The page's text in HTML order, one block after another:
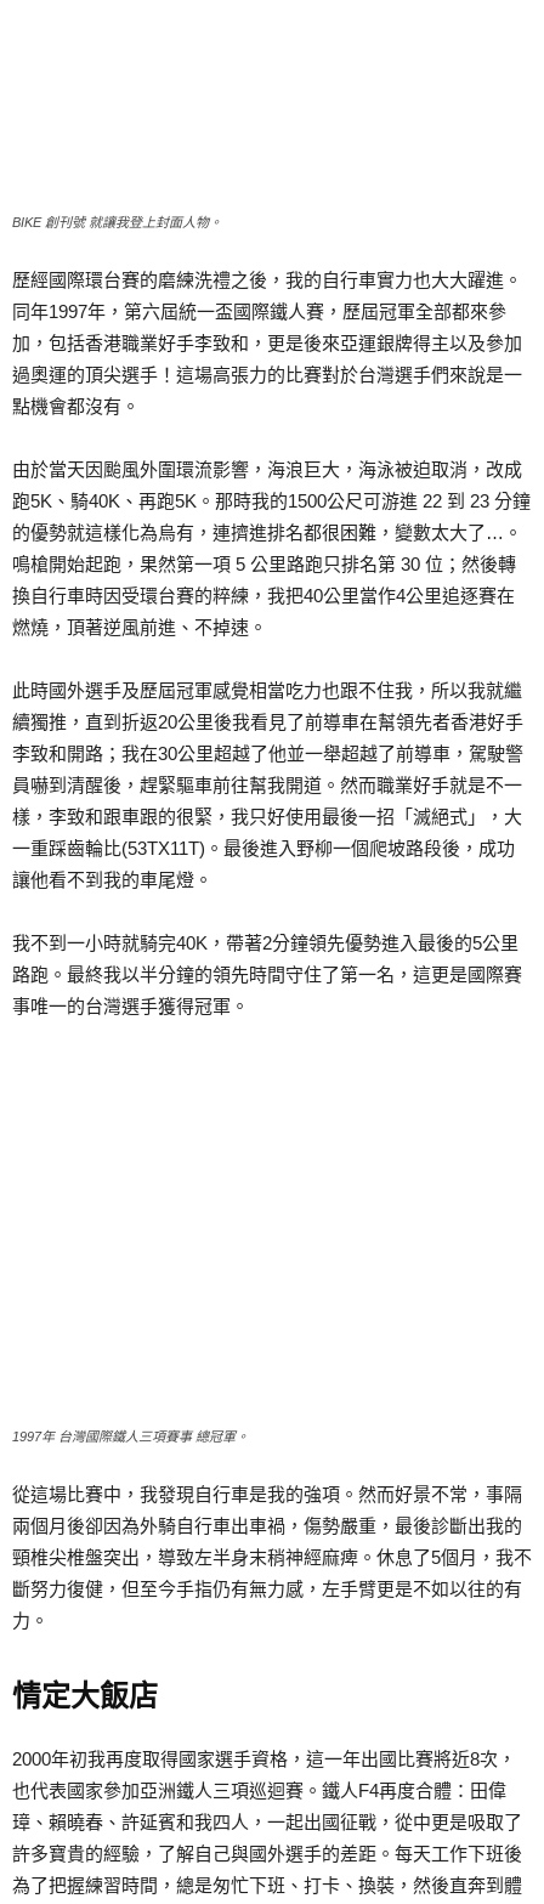
BIKE 創刊號 就讓我登上封面人物。
歷經國際環台賽的磨練洗禮之後，我的自行車實力也大大躍進。
同年1997年，第六屆統一盃國際鐵人賽，歷屆冠軍全部都來參
加，包括香港職業好手李致和，更是後來亞運銀牌得主以及參加
過奧運的頂尖選手！這場高張力的比賽對於台灣選手們來說是一
點機會都沒有。
由於當天因颱風外圍環流影響，海浪巨大，海泳被迫取消，改成
跑5K、騎40K、再跑5K。那時我的1500公尺可游進 22 到 23 分鐘
的優勢就這樣化為烏有，連擠進排名都很困難，變數太大了…。
鳴槍開始起跑，果然第一項 5 公里路跑只排名第 30 位；然後轉
換自行車時因受環台賽的粹練，我把40公里當作4公里追逐賽在
燃燒，頂著逆風前進、不掉速。
此時國外選手及歷屆冠軍感覺相當吃力也跟不住我，所以我就繼
續獨推，直到折返20公里後我看見了前導車在幫領先者香港好手
李致和開路；我在30公里超越了他並一舉超越了前導車，駕駛警
員嚇到清醒後，趕緊驅車前往幫我開道。然而職業好手就是不一
樣，李致和跟車跟的很緊，我只好使用最後一招「滅絕式」，大
一重踩齒輪比(53TX11T)。最後進入野柳一個爬坡路段後，成功
讓他看不到我的車尾燈。
我不到一小時就騎完40K，帶著2分鐘領先優勢進入最後的5公里
路跑。最終我以半分鐘的領先時間守住了第一名，這更是國際賽
事唯一的台灣選手獲得冠軍。
1997年 台灣國際鐵人三項賽事 總冠軍。
從這場比賽中，我發現自行車是我的強項。然而好景不常，事隔
兩個月後卻因為外騎自行車出車禍，傷勢嚴重，最後診斷出我的
頸椎尖椎盤突出，導致左半身末稍神經麻痺。休息了5個月，我不
斷努力復健，但至今手指仍有無力感，左手臂更是不如以往的有
力。
情定大飯店
2000年初我再度取得國家選手資格，這一年出國比賽將近8次，
也代表國家參加亞洲鐵人三項巡迴賽。鐵人F4再度合體：田偉
璋、賴曉春、許延賓和我四人，一起出國征戰，從中更是吸取了
許多寶貴的經驗，了解自己與國外選手的差距。每天工作下班後
為了把握練習時間，總是匆忙下班、打卡、換裝，然後直奔到體